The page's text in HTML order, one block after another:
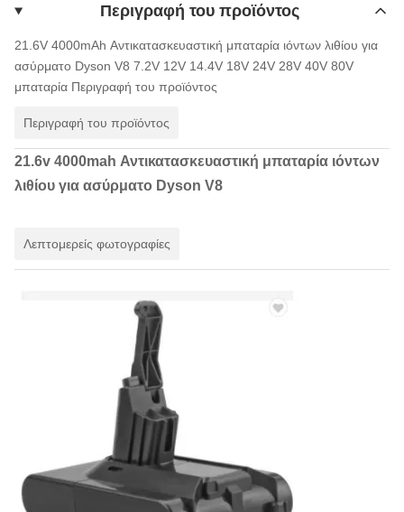
Περιγραφή του προϊόντος
21.6V 4000mAh Αντικατασκευαστική μπαταρία ιόντων λιθίου για
ασύρματο Dyson V8 7.2V 12V 14.4V 18V 24V 28V 40V 80V
μπαταρία Περιγραφή του προϊόντος
Περιγραφή του προϊόντος
21.6v 4000mah Αντικατασκευαστική μπαταρία ιόντων
λιθίου για ασύρματο Dyson V8
Λεπτομερείς φωτογραφίες